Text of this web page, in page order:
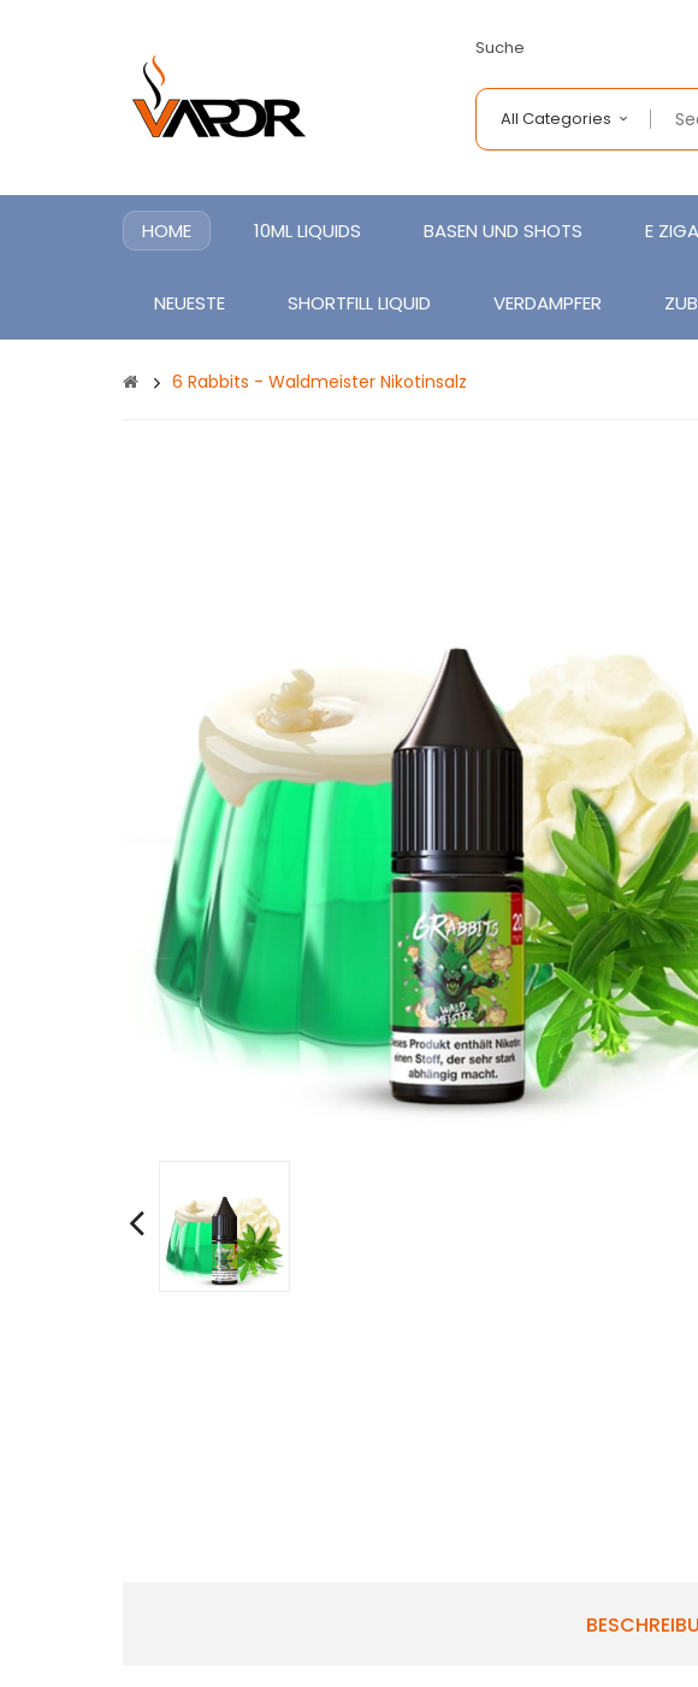
Suche
All Categories
HOME 10ML LIQUIDS BASEN UND SHOTS E
NEUESTE SHORTFILL LIQUID VERDAMPFER
6 Rabbits - Waldmeister Nikotinsalz